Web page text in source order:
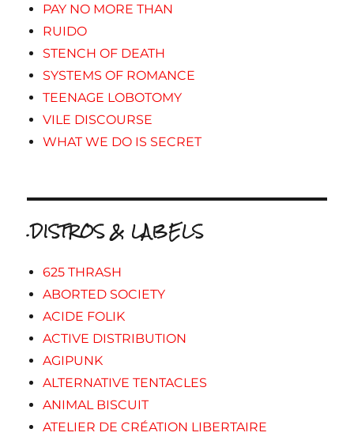
PAY NO MORE THAN
RUIDO
STENCH OF DEATH
SYSTEMS OF ROMANCE
TEENAGE LOBOTOMY
VILE DISCOURSE
WHAT WE DO IS SECRET
.DISTROS & LABELS
625 THRASH
ABORTED SOCIETY
ACIDE FOLIK
ACTIVE DISTRIBUTION
AGIPUNK
ALTERNATIVE TENTACLES
ANIMAL BISCUIT
ATELIER DE CRÉATION LIBERTAIRE